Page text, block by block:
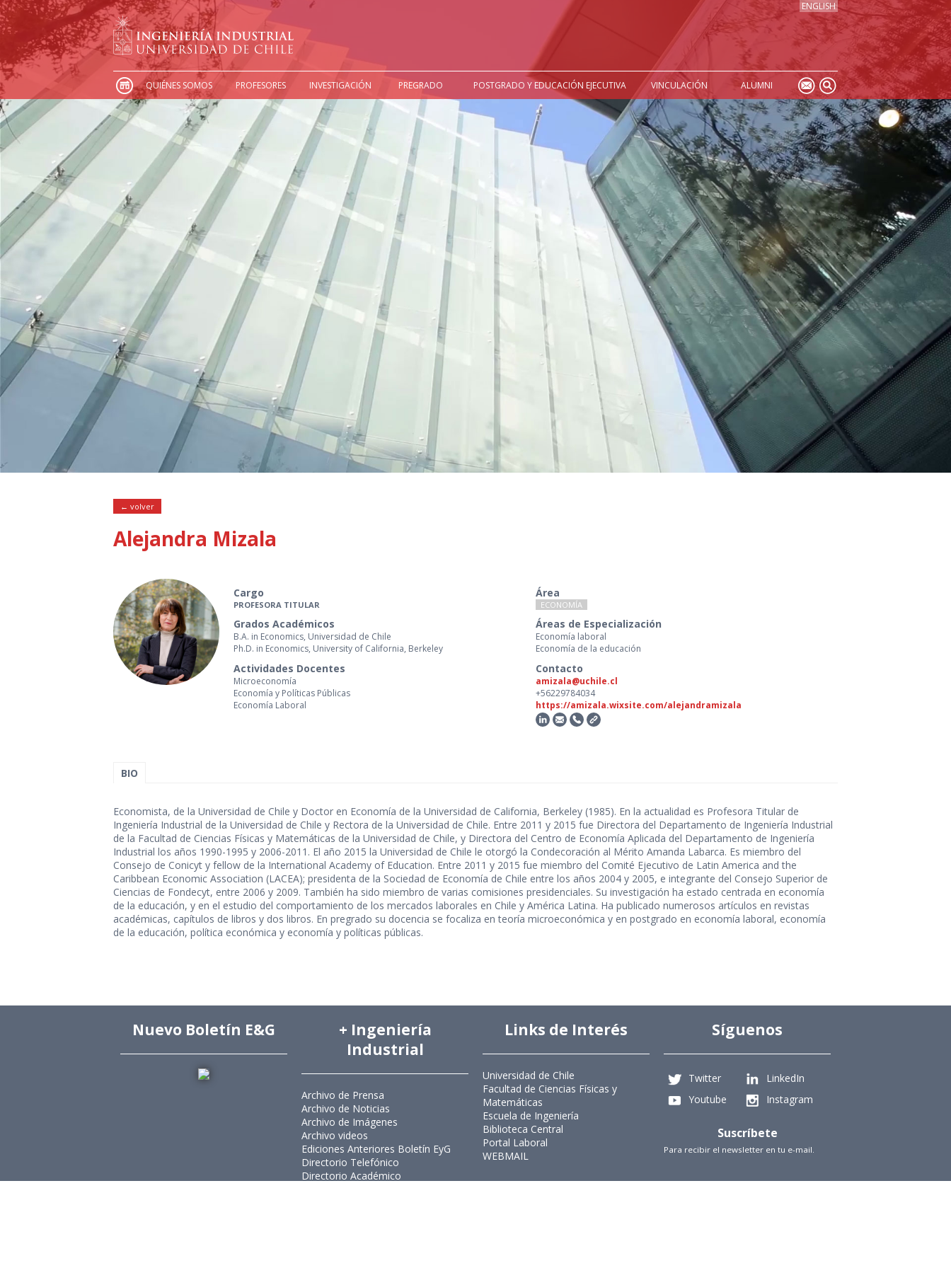
ENGLISH
QUIÉNES SOMOS PROFESORES INVESTIGACIÓN PREGRADO POSTGRADO Y EDUCACIÓN EJECUTIVA VINCULACIÓN ALUMNI
← volver
Alejandra Mizala
Cargo
PROFESORA TITULAR
Área
ECONOMÍA
Grados Académicos
B.A. in Economics, Universidad de Chile
Ph.D. in Economics, University of California, Berkeley
Áreas de Especialización
Economía laboral
Economía de la educación
Actividades Docentes
Microeconomía
Economía y Políticas Públicas
Economía Laboral
Contacto
amizala@uchile.cl
+56229784034
https://amizala.wixsite.com/alejandramizala
BIO
Economista, de la Universidad de Chile y Doctor en Economía de la Universidad de California, Berkeley (1985). En la actualidad es Profesora Titular de
Ingeniería Industrial de la Universidad de Chile y Rectora de la Universidad de Chile. Entre 2011 y 2015 fue Directora del Departamento de Ingeniería Industrial
de la Facultad de Ciencias Físicas y Matemáticas de la Universidad de Chile, y Directora del Centro de Economía Aplicada del Departamento de Ingeniería
Industrial los años 1990-1995 y 2006-2011. El año 2015 la Universidad de Chile le otorgó la Condecoración al Mérito Amanda Labarca. Es miembro del
Consejo de Conicyt y fellow de la International Academy of Education. Entre 2011 y 2015 fue miembro del Comité Ejecutivo de Latin America and the
Caribbean Economic Association (LACEA); presidenta de la Sociedad de Economía de Chile entre los años 2004 y 2005, e integrante del Consejo Superior de
Ciencias de Fondecyt, entre 2006 y 2009. También ha sido miembro de varias comisiones presidenciales. Su investigación ha estado centrada en economía
de la educación, y en el estudio del comportamiento de los mercados laborales en Chile y América Latina. Ha publicado numerosos artículos en revistas
académicas, capítulos de libros y dos libros. En pregrado su docencia se focaliza en teoría microeconómica y en postgrado en economía laboral, economía
de la educación, política económica y economía y políticas públicas.
Nuevo Boletín E&G
+ Ingeniería
Industrial
Archivo de Prensa
Archivo de Noticias
Archivo de Imágenes
Archivo videos
Ediciones Anteriores Boletín EyG
Directorio Telefónico
Directorio Académico
Links de Interés
Universidad de Chile
Facultad de Ciencias Físicas y
Matemáticas
Escuela de Ingeniería
Biblioteca Central
Portal Laboral
WEBMAIL
Síguenos
Twitter
LinkedIn
Youtube
Instagram
Suscríbete
Para recibir el newsletter en tu e-mail.